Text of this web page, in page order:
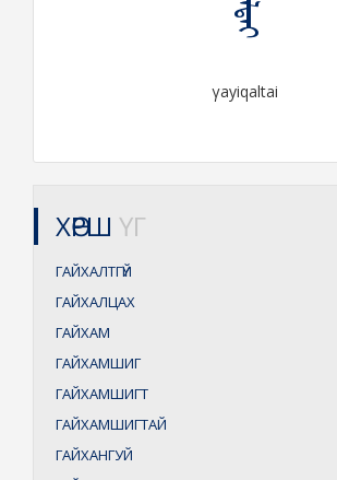
γayiqaltai
ХӨРШ ҮГ
ГАЙХАЛТГҮЙ
ГАЙХАЛЦАХ
ГАЙХАМ
ГАЙХАМШИГ
ГАЙХАМШИГТ
ГАЙХАМШИГТАЙ
ГАЙХАНГУЙ